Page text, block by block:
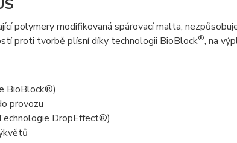
polymery modifikovaná spárovací malta,
proti tvorbě plísní díky technologii BioBlock®, na
BioBlock®)
provozu
DropEffect®)